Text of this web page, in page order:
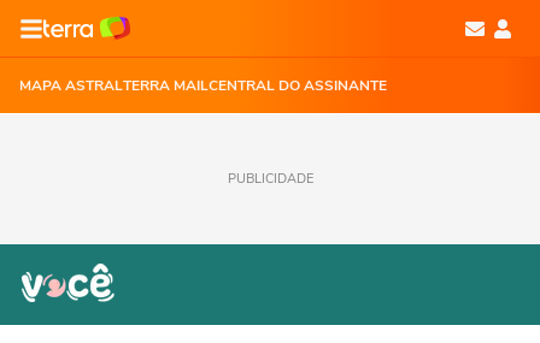
MAPA ASTRALTERRA MAILCENTRAL DO ASSINANTE
PUBLICIDADE